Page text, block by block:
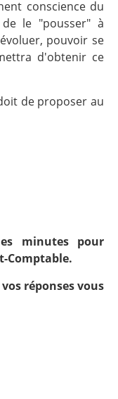
conscience du
le "pousser" à
pouvoir se
d'obtenir ce
de proposer au
minutes pour
Comptable.
réponses vous